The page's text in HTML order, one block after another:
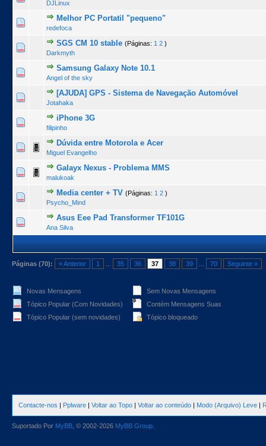
DJLinux
Melhor PC Portatil "pequeno"
redefoca
0 Voto(s) - 0 de 5 na totalidade
1 345
SGS CM 10 stable (Páginas: 1 2 )
Darkmyth
0 Voto(s) - 0 de 5 na totalidade
1 2 345
Samsung Galaxy Note 10.1
Angel of the sky
0 Voto(s) - 0 de 5 na totalidade
1234 5
[AJUDA] GPS - Sistema de Navegação Automóvel
Jotahaka
0 Voto(s) - 0 de 5 na totalidade
12345
iPhone 3G
filipinho
0 Voto(s) - 0 de 5 na totalidade
Dúvida entre Motorola e Acer
Miguel Evangelho
1 Voto(s) - 5 de 5 na totalidade
1234 5
Galayx Nexus - Problema MMS
malukoak
0 Voto(s) - 0 de 5 na totalidade
12345
Media center + TV (Páginas: 1 2 )
Psycho_Mind
0 Voto(s) - 0 de 5 na totalidade
1 2 345
Asus Eee Pad Transformer TF101G
Ana Silva
1 Voto(s) - 1 de 5 na totalidade
12345
Páginas (70): « Anterior 1 35 36 37 38 39 70 Seguinte »
Novas Mensagens
Tópico Popular (Com Novidades)
Tópico Popular (sem novidades)
Sem Novas Mensagens
Contém Mensagens Suas
Tópico bloqueado
Contacte-nos | Pplware | Voltar ao Topo | Voltar ao conteúdo | Modo (Arquivo) Leve |
Suportado Por MyBB , © 2002-2026 MyBB Group